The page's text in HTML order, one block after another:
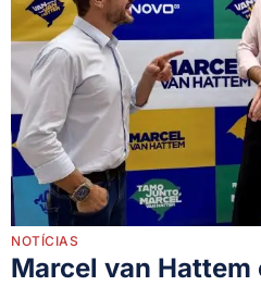
NOTÍCIAS
Marcel van